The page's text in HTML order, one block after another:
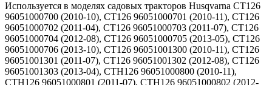
Используется в моделях садовых тракторов Husqvarna CT126
96051000700 (2010-10), CT126 96051000701 (2010-11), CT126
96051000702 (2011-04), CT126 96051000703 (2011-07), CT126
96051000704 (2012-08), CT126 96051000705 (2013-05), CT126
96051000706 (2013-10), CT126 96051001300 (2010-11), CT126
96051001301 (2011-07), CT126 96051001302 (2012-08), CT126
96051001303 (2013-04), CTH126 96051000800 (2010-11),
CTH126 96051000801 (2011-07), CTH126 96051000802 (2012-